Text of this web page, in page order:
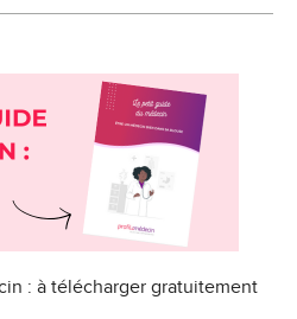
: à télécharger gratuitement